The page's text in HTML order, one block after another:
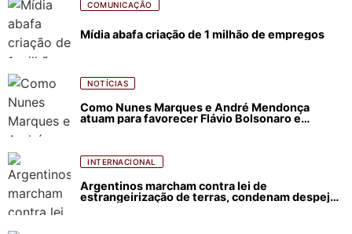
COMUNICAÇÃO
Mídia abafa criação de 1 milhão de empregos
NOTÍCIAS
Como Nunes Marques e André Mendonça
atuam para favorecer Flávio Bolsonaro e
INTERNACIONAL
Argentinos marcham contra lei de
estrangeirização de terras, condenam despejos